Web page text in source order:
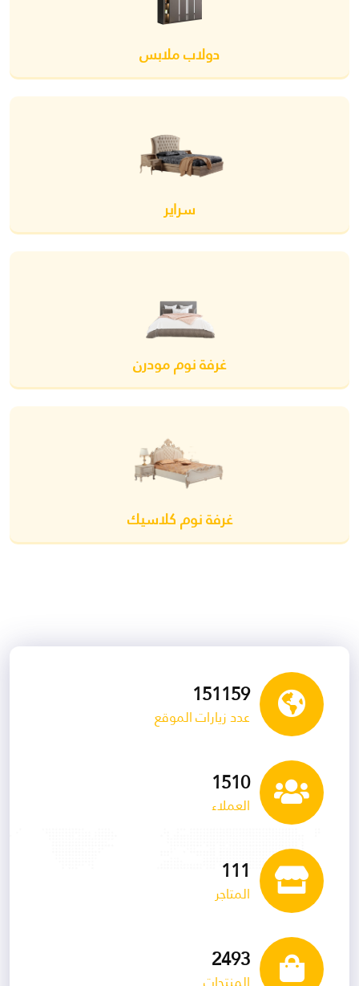
دولاب ملابس
سراير
غرفة نوم مودرن
غرفة نوم كلاسيك
153617
عدد زيارات الموقع
1535
العملاء
113
المتاجر
2534